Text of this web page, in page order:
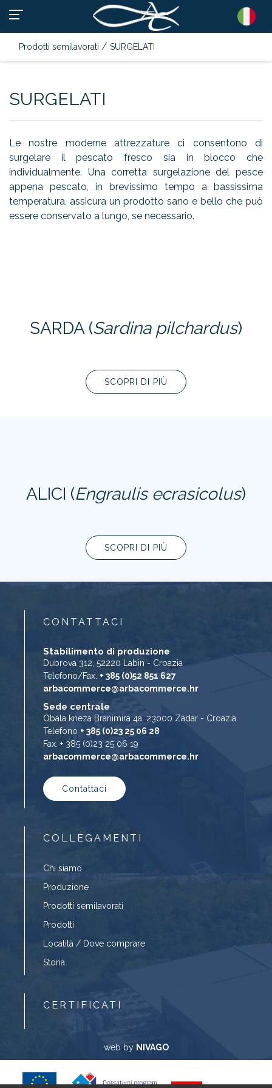
Prodotti semilavorati / SURGELATI
SURGELATI
Le nostre moderne attrezzature ci consentono di
surgelare il pescato fresco sia in blocco che
individualmente. Una corretta surgelazione del pesce
appena pescato, in brevissimo tempo a bassissima
temperatura, assicura un prodotto sano e bello che può
essere conservato a lungo, se necessario.
SARDA (Sardina pilchardus)
SCOPRI DI PIÙ
ALICI (Engraulis ecrasicolus)
SCOPRI DI PIÙ
CONTATTACI
Stabilimento di produzione
Dubrova 312, 52220 Labin - Croazia
Telefono/Fax. + 385 (0)52 851 627
arbacommerce@arbacommerce.hr
Sede centrale
Obala kneza Branimira 4a, 23000 Zadar - Croazia
Telefono + 385 (0)23 25 06 28
Fax. + 385 (0)23 25 06 19
arbacommerce@arbacommerce.hr
Contattaci
COLLEGAMENTI
Chi siamo
Produzione
Prodotti semilavorati
Prodotti
Località / Dove comprare
Storia
CERTIFICATI
web by NIVAGO